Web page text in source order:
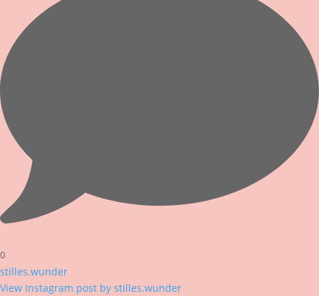
0
stilles.wunder
View Instagram post by stilles.wunder